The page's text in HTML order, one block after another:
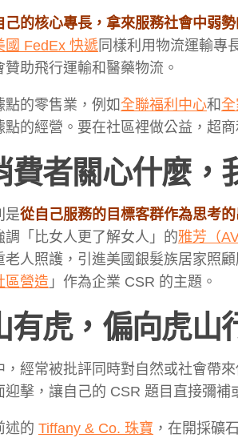
的核心專長，拿來服務社會中弱勢
國 FedEx 快遞 同樣利用物流運輸專
助飛行運輸和醫藥物流。
的零售業，例如 全聯福利中心和
的經營。要在社區裡做公益，超
費者關心什麼，
是從自己服務的目標客群作為思考
調「比女人更了解女人」的雅芳（
老人照護，引進美國銀髮族居家照
區營造 」作為企業 CSR 的主題。
有虎，偏向虎山
，經常被批評同時對自然或社會帶
擊，讓自己的 CSR 題目直接彌補
述的 Tiffany & Co. 珠寶 ，在開採礦